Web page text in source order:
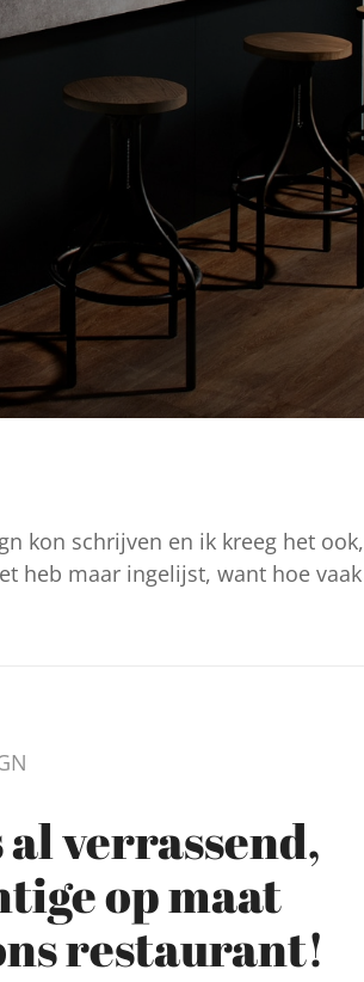
kon schrijven en ik kreeg het ook,
heb maar ingelijst, want hoe vaak
verrassend,
op maat
restaurant!